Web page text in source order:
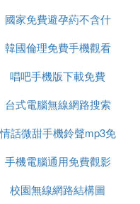
鋒
費槍械模組
國家免費避孕葯不含什
麼
韓國倫理免費手機觀看
唱吧手機版下載免費
台式電腦無線網路搜索
不到網路
情話微甜手機鈴聲mp3免
費下載
手機電腦通用免費觀影
軟體
校園無線網路結構圖